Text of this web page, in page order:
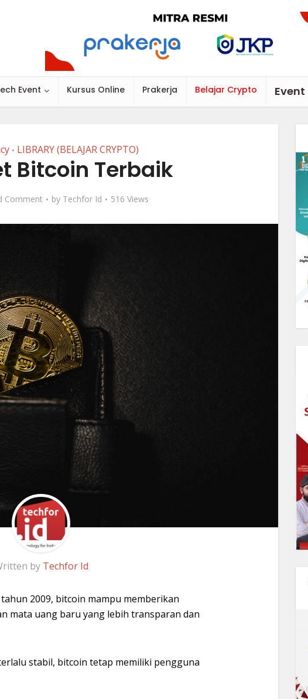
Event Kursus Online Prakerja Belajar Crypto Event
• LIBRARY (BELAJAR CRYPTO)
Bitcoin Terbaik
Comment by Techfor Id 516 Views
by Techfor Id
2009, bitcoin mampu memberikan
mata uang baru yang lebih transparan dan
stabil, bitcoin tetap memiliki pengguna